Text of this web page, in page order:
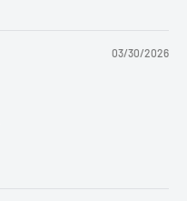
03/30/2026